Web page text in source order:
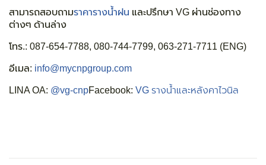
สามารถสอบถามราคารางน้ำฝน และปรึกษา VG ผ่านช่องทาง
ต่างๆ ด้านล่าง
โทร.: 087-654-7788, 080-744-7799, 063-271-7711 (ENG)
อีเมล: info@mycnpgroup.com
LINA OA: @vg-cnpFacebook: VG รางน้ำและหลังคาไวนิล